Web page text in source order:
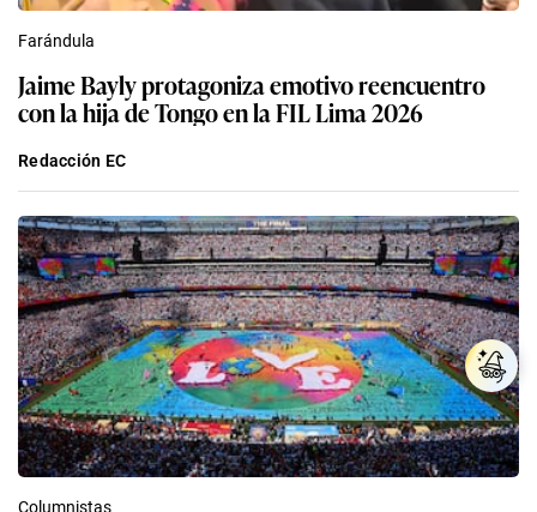
Farándula
Jaime Bayly protagoniza emotivo reencuentro
con la hija de Tongo en la FIL Lima 2026
Redacción EC
Columnistas